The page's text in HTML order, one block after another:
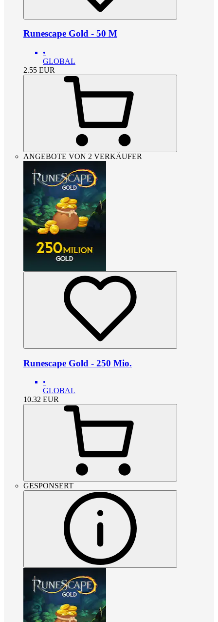
Runescape Gold - 50 M
•
GLOBAL
2.55 EUR
ANGEBOTE VON 2 VERKÄUFER
Runescape Gold - 250 Mio.
•
GLOBAL
10.32 EUR
GESPONSERT